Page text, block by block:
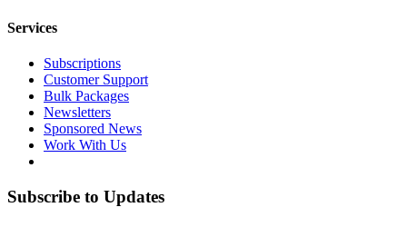
Services
Subscriptions
Customer Support
Bulk Packages
Newsletters
Sponsored News
Work With Us
Subscribe to Updates